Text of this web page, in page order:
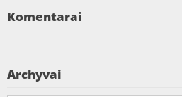
Komentarai
Archyvai